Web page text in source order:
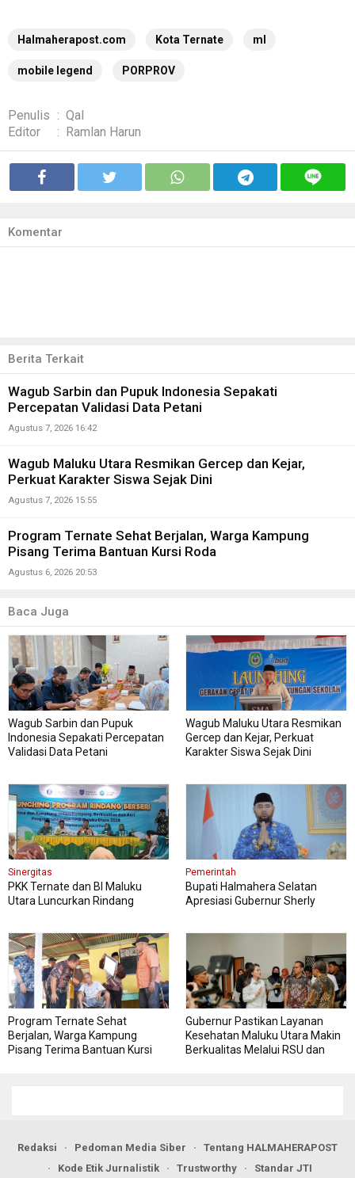
Halmaherapost.com Kota Ternate ml
mobile legend PORPROV
Penulis : Qal
Editor
: Ramlan Harun
Komentar
Berita Terkait
Wagub Sarbin dan Pupuk Indonesia Sepakati
Percepatan Validasi Data Petani
Agustus 7, 2026 16:42
Wagub Maluku Utara Resmikan Gercep dan Kejar,
Perkuat Karakter Siswa Sejak Dini
Agustus 7, 2026 15:55
Program Ternate Sehat Berjalan, Warga Kampung
Pisang Terima Bantuan Kursi Roda
Agustus 6, 2026 20:53
Baca Juga
Wagub Sarbin dan Pupuk
Indonesia Sepakati Percepatan
Validasi Data Petani
Wagub Maluku Utara Resmikan
Gercep dan Kejar, Perkuat
Karakter Siswa Sejak Dini
Sinergitas
PKK Ternate dan BI Maluku
Utara Luncurkan Rindang
Pemerintah
Bupati Halmahera Selatan
Apresiasi Gubernur Sherly
Program Ternate Sehat
Berjalan, Warga Kampung
Pisang Terima Bantuan Kursi
Gubernur Pastikan Layanan
Kesehatan Maluku Utara Makin
Berkualitas Melalui RSU dan
Redaksi Pedoman Media Siber
Tentang HALMAHERAPOST
Kode Etik Jurnalistik
Trustworthy Standar JTI